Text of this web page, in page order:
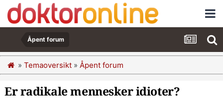
Åpent forum
» Temaoversikt » Åpent forum
Er radikale mennesker idioter?